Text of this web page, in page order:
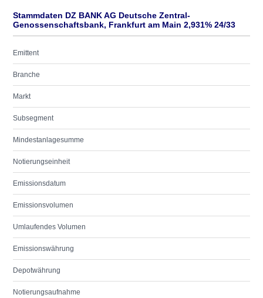
Stammdaten DZ BANK AG Deutsche Zentral-
Genossenschaftsbank, Frankfurt am Main 2,931% 24/33
Emittent
Branche
Markt
Subsegment
Mindestanlagesumme
Notierungseinheit
Emissionsdatum
Emissionsvolumen
Umlaufendes Volumen
Emissionswährung
Depotwährung
Notierungsaufnahme